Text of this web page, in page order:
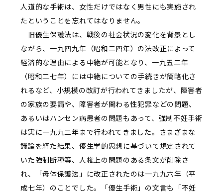
人道的な手術は、女性だけではなく男性にも実施され
たということを忘れてはなりません。
旧優生保護法は、戦後の社会状況の変化を背景とし
ながら、一九四九年（昭和二四年）の法改正によって
経済的な理由による中絶が可能となり、一九五二年
（昭和二七年）には中絶についての手続きが簡略化さ
れるなど、小規模の改訂が行われてきましたが、障害者
の家族の要請や、障害者が関わる性犯罪などの問題、
あるいはハンセン病患者の問題もあって、強制不妊手術
は実に一九九二年まで行われてきました。さまざまな
議論を経た結果、優生学的思想に基づいて規定されて
いた強制断種等、人権上の問題のある条文が削除さ
れ、「母体保護法」に改正されたのは一九九六年（平
成七年）のことでした。「優生手術」の文言も「不妊